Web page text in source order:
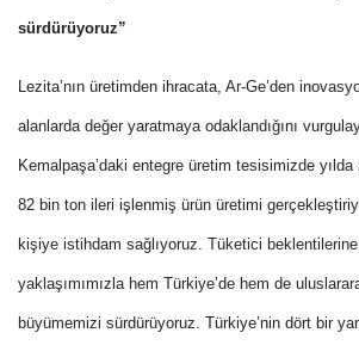
sürdürüyoruz”
Lezita’nın üretimden ihracata, Ar-Ge’den
alanlarda değer yaratmaya odaklandığını
Kemalpaşa’daki entegre üretim tesisimizde
82 bin ton ileri işlenmiş ürün üretimi
kişiye istihdam sağlıyoruz. Tüketici
yaklaşımımızla hem Türkiye’de hem de
büyümemizi sürdürüyoruz. Türkiye’nin dört bir